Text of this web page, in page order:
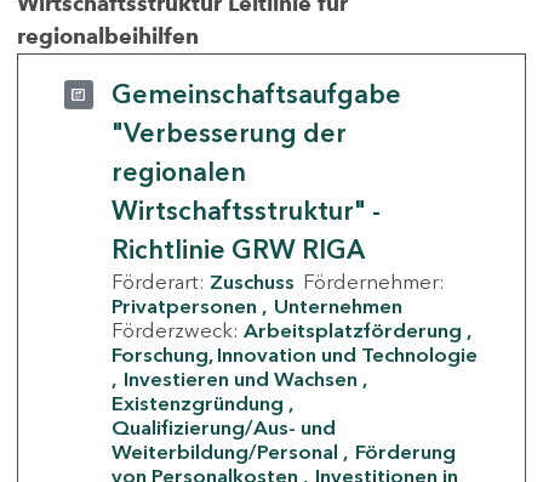
regionalbeihilfen
Gemeinschaftsaufgabe
"Verbesserung der
regionalen
Wirtschaftsstruktur" -
Richtlinie GRW RIGA
Förderart: Zuschuss Fördernehmer:
Privatpersonen
Unternehmen
Förderzweck: Arbeitsplatzförderung
Forschung, Innovation und Technologie
Investieren und Wachsen
Existenzgründung
Qualifizierung/Aus- und
Weiterbildung/Personal
Förderung
von Personalkosten
Investitionen in